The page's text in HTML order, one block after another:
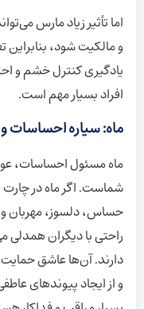
اما تأثیر زیاد مارس
و مالکیت شود،
یادگیری کنترل خشم و
افراد بسیار مهم است.
ماه: سیاره احساسات
ماه مسئول احساسات،
شماست. اگر ماه در
حساس، دلسوز، مهربان
راحتی با دیگران همدلی
دارند. آن‌ها عاشق
و از ایجاد پیوندهای